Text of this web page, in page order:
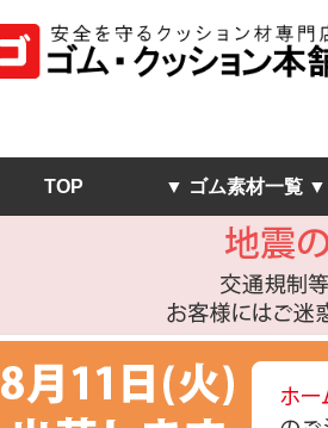
TOP ▼ ゴム素材一覧 ▼